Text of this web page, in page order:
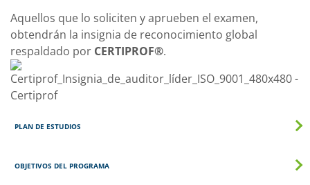
Aquellos que lo soliciten y aprueben el examen,
obtendrán la insignia de reconocimiento global
respaldado por CERTIPROF®.
PLAN DE ESTUDIOS
OBJETIVOS DEL PROGRAMA